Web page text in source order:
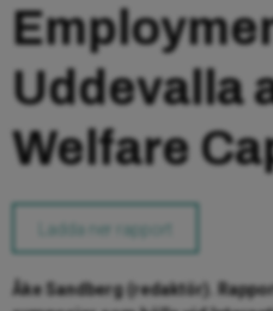
Uddevalla
Welfare
Ladda ner rapport
Åke Sandberg (redaktör).